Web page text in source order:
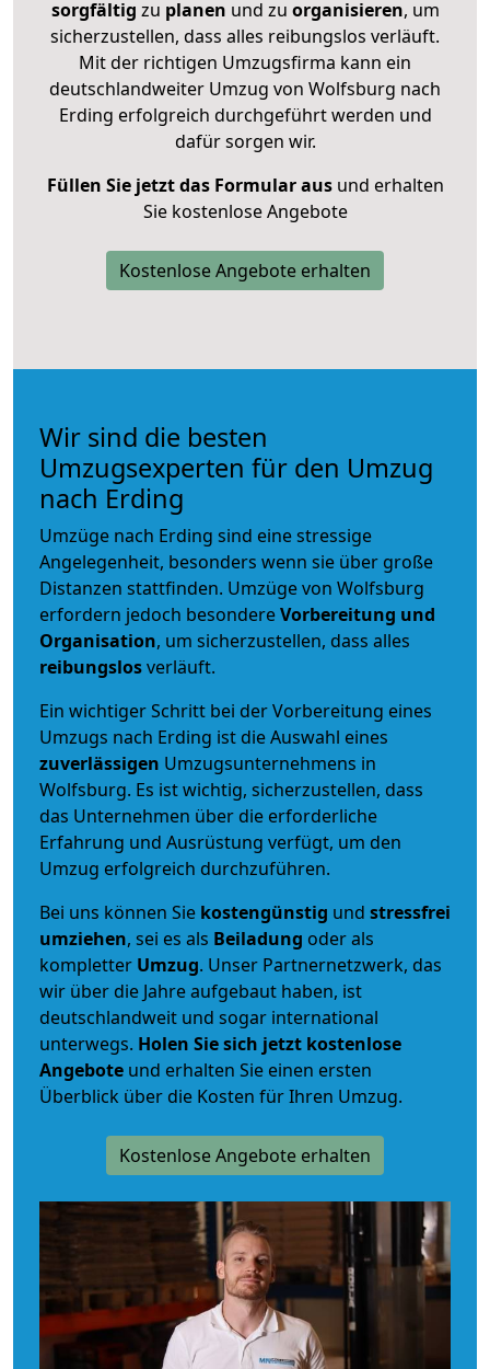
sorgfältig zu planen und zu organisieren, um
sicherzustellen, dass alles reibungslos verläuft.
Mit der richtigen Umzugsfirma kann ein
deutschlandweiter Umzug von Wolfsburg nach
Erding erfolgreich durchgeführt werden und
dafür sorgen wir.
Füllen Sie jetzt das Formular ausund erhalten
Sie kostenlose Angebote
Kostenlose Angebote erhalten
Wir sind die besten
Umzugsexperten für den Umzug
nach Erding
Umzüge nach Erding sind eine stressige
Angelegenheit, besonders wenn sie über große
Distanzen stattfinden. Umzüge von Wolfsburg
erfordern jedoch besondereVorbereitung und
Organisation, um sicherzustellen, dass alles
reibungslosverläuft.
Ein wichtiger Schritt bei der Vorbereitung eines
Umzugs nach Erding ist die Auswahl eines
zuverlässigen Umzugsunternehmens in
Wolfsburg. Es ist wichtig, sicherzustellen, dass
das Unternehmen über die erforderliche
Erfahrung und Ausrüstung verfügt, um den
Umzug erfolgreich durchzuführen.
Bei uns können Sie kostengünstig und stressfrei
umziehen, sei es als Beiladung oder als
kompletter Umzug. Unser Partnernetzwerk, das
wir über die Jahre aufgebaut haben, ist
deutschlandweit und sogar international
unterwegs. Holen Sie sich jetzt kostenlose
Angebote und erhalten Sie einen ersten
Überblick über die Kosten für Ihren Umzug.
Kostenlose Angebote erhalten